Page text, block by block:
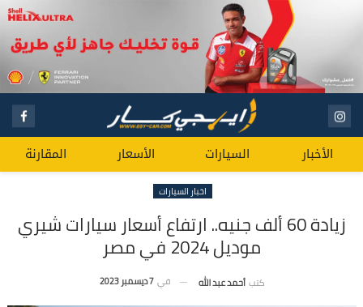
الأخبار السيارات الأسعار المقارنة
اخبار السيارات
زيادة 60 ألف جنيه.. ارتفاع أسعار سيارات شيري
موديل 2024 في مصر
كتب أحمد عبد الله في 7 ديسمبر 2023